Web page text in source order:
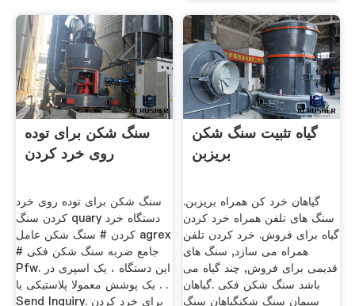
سنگ شکن برای توده
روی خرد کردن
سنگ شکن برای توده روی خرد
کردن سنگ quary دستگاه خرد
کردن # سنگ شکن عامل agrex
# جامع ضربه سنگ شکن فکی
Pfw. این دستگاه ، یک اسپری در
یک پوشش معمولا پلاستیکی یا . .
Send Inquiry. برای خرد کردن
گیاه تثبیت سنگ شکن
بریزبن
گیاهان خرد کن همراه بریزبن.
سنگ های تلفن همراه خرد کردن
گیاه برای فروش. خرد کردن تلفن
همراه می سازد, سنگ های
قدیمی برای فروش, چند گیاه می
باشد سنگ شکن فکی .گیاهان
سیمان سنگ شکنگیاهان سنگ